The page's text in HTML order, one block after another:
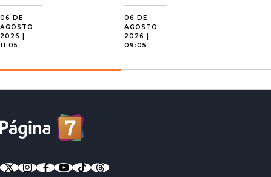
06 DE
AGOSTO
2026 |
11:05
06 DE
AGOSTO
2026 |
09:05